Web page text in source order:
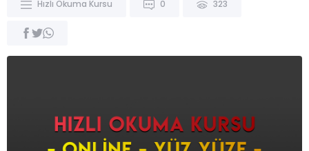
Hızlı Okuma Kursu 0 323